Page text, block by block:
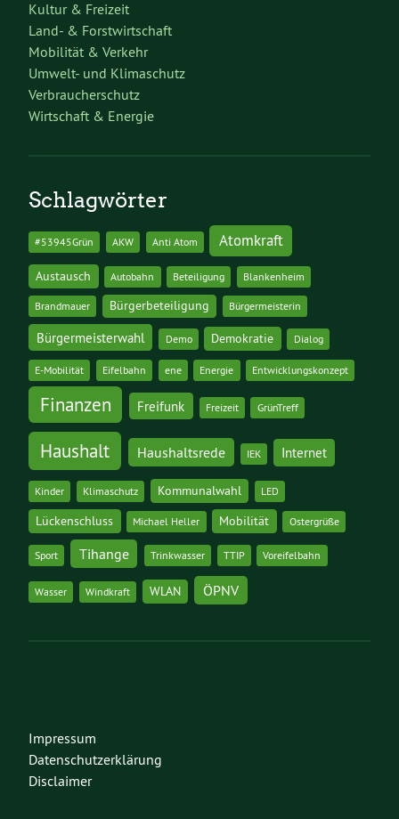
Kultur & Freizeit
Land- & Forstwirtschaft
Mobilität & Verkehr
Umwelt- und Klimaschutz
Verbraucherschutz
Wirtschaft & Energie
Schlagwörter
#53945Grün AKW Anti Atom Atomkraft
Austausch Autobahn Beteiligung Blankenheim
Brandmauer Bürgerbeteiligung Bürgermeisterin
Bürgermeisterwahl Demo Demokratie Dialog
E-Mobilität Eifelbahn ene Energie Entwicklungskonzept
Finanzen Freifunk Freizeit GrünTreff
Haushalt Haushaltsrede IEK Internet
Kinder Klimaschutz Kommunalwahl LED
Lückenschluss Michael Heller Mobilität Ostergrüße
Sport Tihange Trinkwasser TTIP Voreifelbahn
Wasser Windkraft WLAN ÖPNV
Impressum
Datenschutzerklärung
Disclaimer